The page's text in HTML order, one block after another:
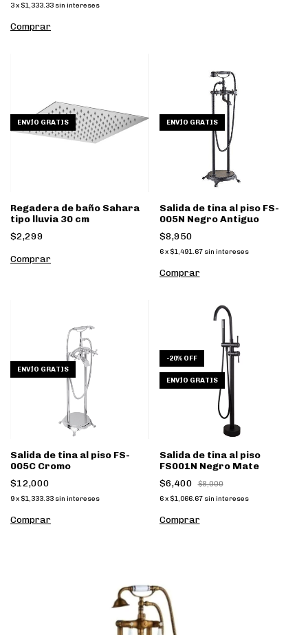
3x $1,333.33 sin intereses
Comprar
ENVÍO GRATIS
Regadera de baño Sahara
tipo lluvia 30 cm
$2,299
Comprar
ENVÍO GRATIS
Salida de tina al piso FS-
005N Negro Antiguo
$8,950
6 x $1,491.67 sin intereses
ENVÍO GRATIS
Salida de tina al piso FS-
005C Cromo
$12,000
9x $1,333.33 sin intereses
-20% OFF
ENVÍO GRATIS
Salida de tina al piso
FS001N Negro Mate
$6,400
$8,000
6 x $1,066.67 sin intereses